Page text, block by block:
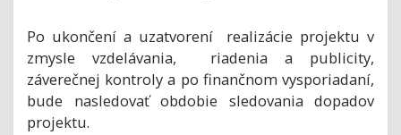
Po ukončení a uzatvorení realizácie projektu v
zmysle vzdelávania, riadenia a publicity,
záverečnej kontroly a po finančnom vysporiadaní,
bude nasledovať obdobie sledovania dopadov
projektu.